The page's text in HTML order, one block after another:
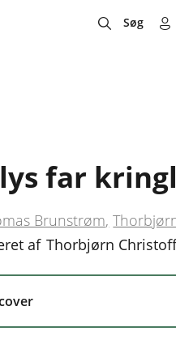
Søg
far
Brunstrøm
af Thorbjørn